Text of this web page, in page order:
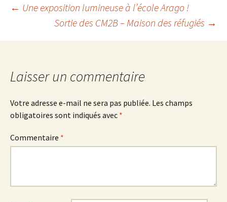
Navigation
des
articles
← Une exposition lumineuse à l’école Arago !
Sortie des CM2B – Maison des réfugiés →
Laisser un commentaire
Votre adresse e-mail ne sera pas publiée. Les champs
obligatoires sont indiqués avec *
Commentaire *